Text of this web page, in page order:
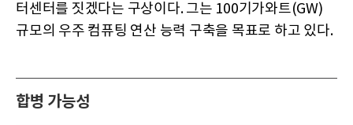
터센터를 짓겠다는 구상이다. 그는 100기가와트(GW)
규모의 우주 컴퓨팅 연산 능력 구축을 목표로 하고 있다.
합병 가능성